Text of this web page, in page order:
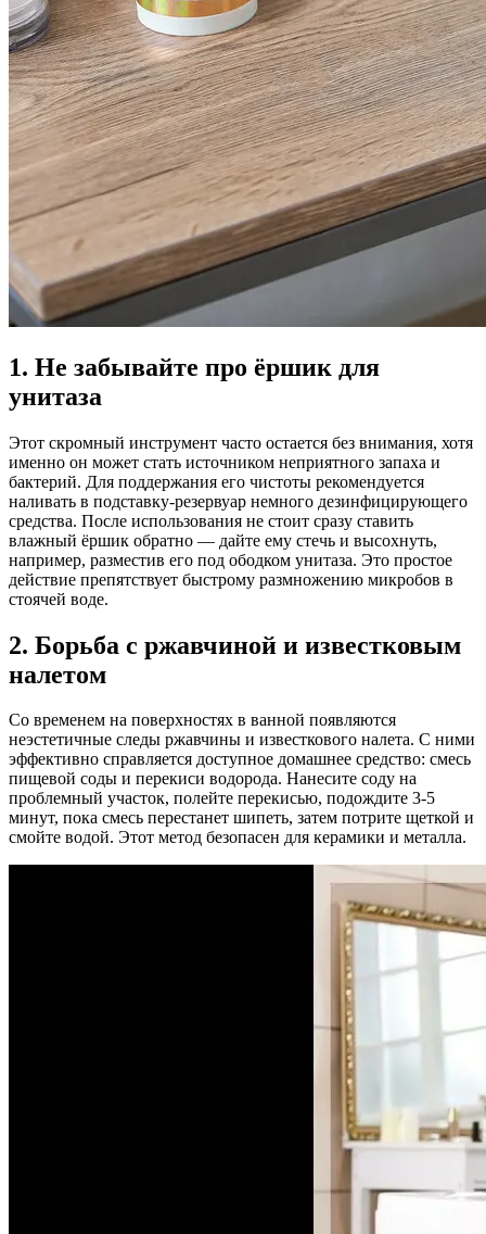
1. Не забывайте про ёршик для
унитаза
Этот скромный инструмент часто остается без внимания, хотя
именно он может стать источником неприятного запаха и
бактерий. Для поддержания его чистоты рекомендуется
наливать в подставку-резервуар немного дезинфицирующего
средства. После использования не стоит сразу ставить
влажный ёршик обратно — дайте ему стечь и высохнуть,
например, разместив его под ободком унитаза. Это простое
действие препятствует быстрому размножению микробов в
стоячей воде.
2. Борьба с ржавчиной и известковым
налетом
Со временем на поверхностях в ванной появляются
неэстетичные следы ржавчины и известкового налета. С ними
эффективно справляется доступное домашнее средство: смесь
пищевой соды и перекиси водорода. Нанесите соду на
проблемный участок, полейте перекисью, подождите 3-5
минут, пока смесь перестанет шипеть, затем потрите щеткой и
смойте водой. Этот метод безопасен для керамики и металла.